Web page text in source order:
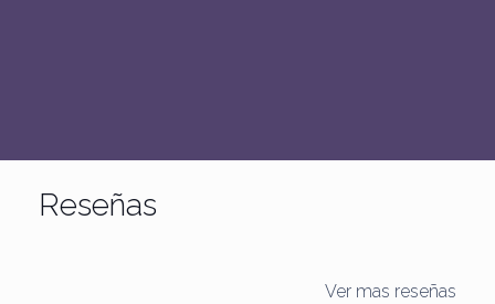
Reseñas
Ver mas reseñas